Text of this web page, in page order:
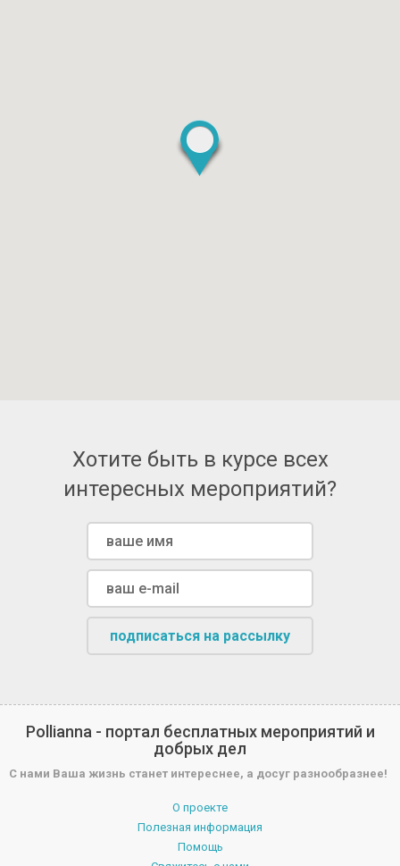
Хотите быть в курсе всех
интересных мероприятий?
подписаться на рассылку
Pollianna - портал бесплатных мероприятий и
добрых дел
С нами Ваша жизнь станет интереснее, а досуг разнообразнее!
О проекте
Полезная информация
Помощь